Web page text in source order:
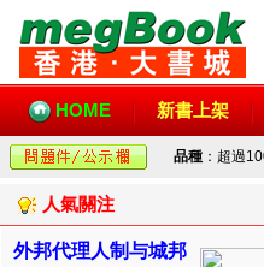
HOME 新書上架
品種 ：超過
人氣關注
外邦代理人制与城邦